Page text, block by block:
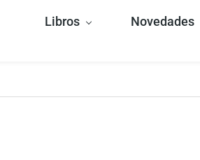
Libros Novedades